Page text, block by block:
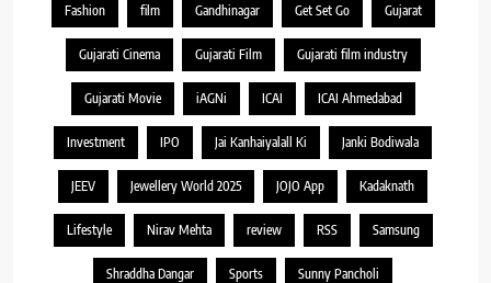
Fashion film Gandhinagar Get Set Go Gujarat
Gujarati Cinema Gujarati Film Gujarati film industry
Gujarati Movie iAGNi ICAI ICAI Ahmedabad
Investment IPO Jai Kanhaiyalall Ki Janki Bodiwala
JEEV Jewellery World 2025 JOJO App Kadaknath
Lifestyle Nirav Mehta review RSS Samsung
Shraddha Dangar Sports Sunny Pancholi